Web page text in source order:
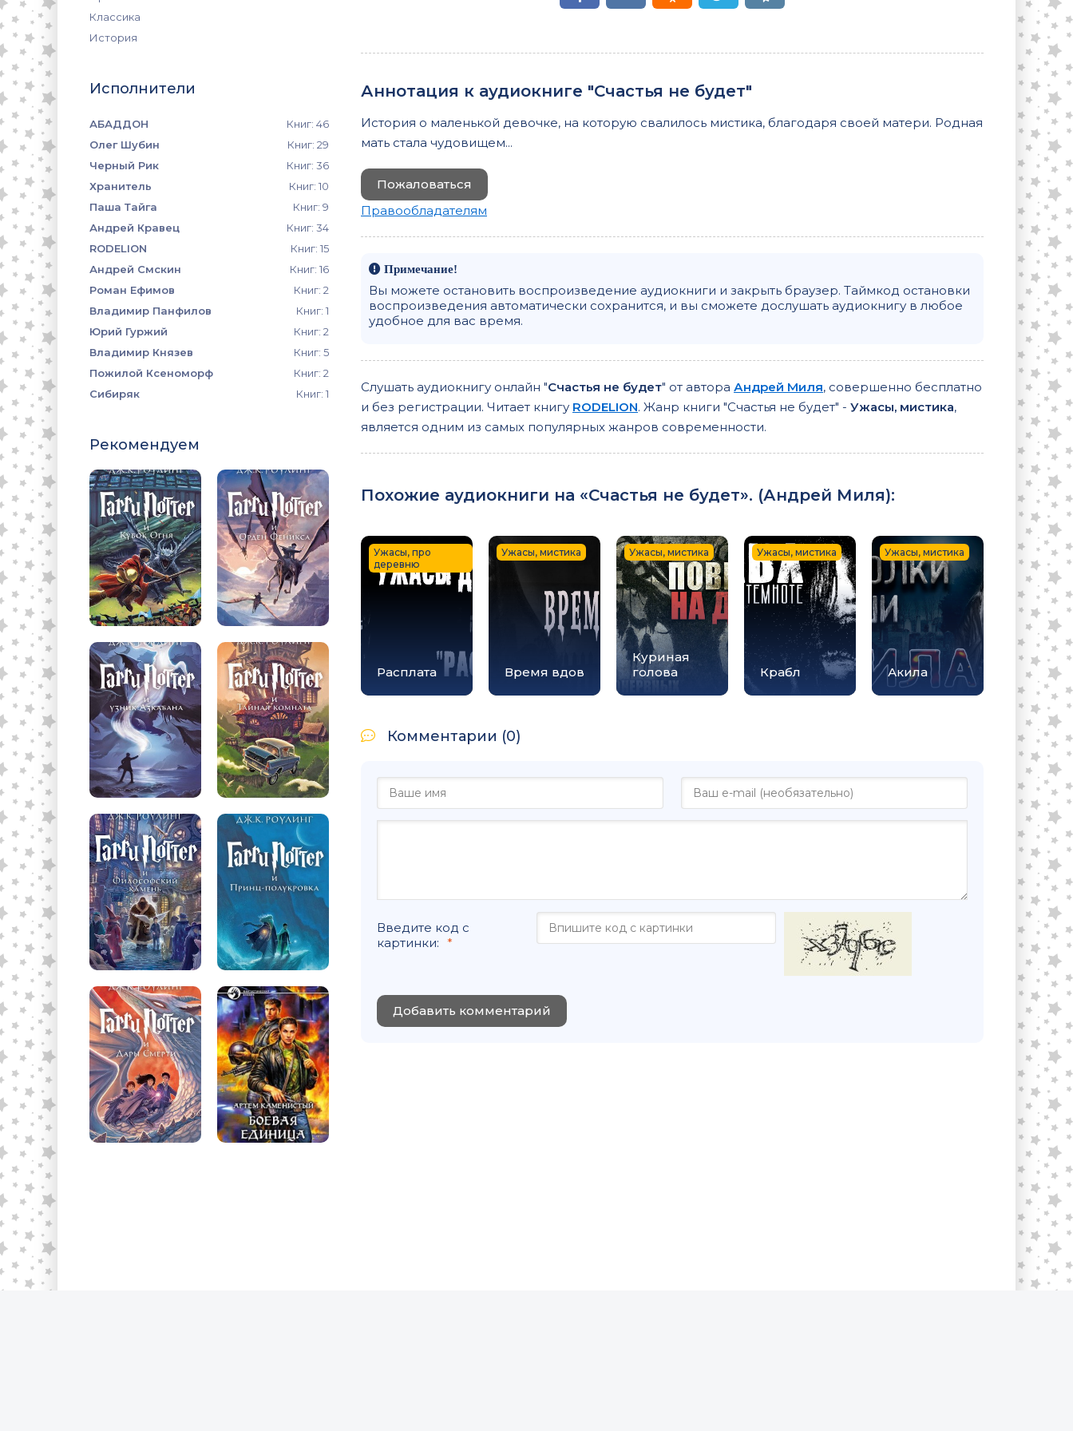
Классика
История
Исполнители
АБАДДОН
Книг: 46
Олег Шубин
Книг: 29
Черный Рик
Книг: 36
Хранитель
Книг: 10
Паша Тайга
Книг: 9
Андрей Кравец
Книг: 34
RODELION
Книг: 15
Андрей Смскин
Книг: 16
Роман Ефимов
Книг: 2
Владимир Панфилов
Книг: 1
Юрий Гуржий
Книг: 2
Владимир Князев
Книг: 5
Пожилой Ксеноморф
Книг: 2
Сибиряк
Книг: 1
Рекомендуем
Аннотация к аудиокниге "Счастья не будет"
История о маленькой девочке, на которую свалилось мистика, благодаря своей матери. Родная
мать стала чудовищем...
Пожаловаться
Правообладателям
Примечание!
Вы можете остановить воспроизведение аудиокниги и закрыть браузер. Таймкод остановки
воспроизведения автоматически сохранится, и вы сможете дослушать аудиокнигу в любое
удобное для вас время.
Слушать аудиокнигу онлайн "Счастья не будет" от автора Андрей Миля, совершенно бесплатно
и без регистрации. Читает книгу RODELION. Жанр книги "Счастья не будет" - Ужасы, мистика,
является одним из самых популярных жанров современности.
Похожие аудиокниги на «Счастья не будет». (Андрей Миля):
Расплата
Ужасы, про
деревню
Время вдов
Ужасы, мистика
Куриная
голова
Ужасы, мистика
Крабл
Ужасы, мистика
Акила
Ужасы, мистика
Комментарии (0)
Введите код с
картинки:
Добавить комментарий